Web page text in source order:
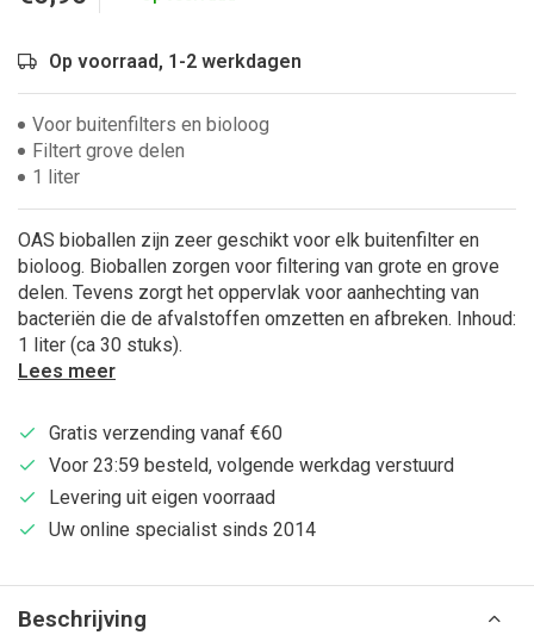
Op voorraad, 1-2 werkdagen
Voor buitenfilters en bioloog
Filtert grove delen
1 liter
OAS bioballen zijn zeer geschikt voor elk buitenfilter en
bioloog. Bioballen zorgen voor filtering van grote en grove
delen. Tevens zorgt het oppervlak voor aanhechting van
bacteriën die de afvalstoffen omzetten en afbreken. Inhoud:
1 liter (ca 30 stuks).
Lees meer
Gratis verzending vanaf €60
Voor 23:59 besteld, volgende werkdag verstuurd
Levering uit eigen voorraad
Uw online specialist sinds 2014
Beschrijving